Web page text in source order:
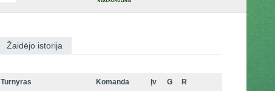
Žaidėjo istorija
Turnyras Komanda Įv G R